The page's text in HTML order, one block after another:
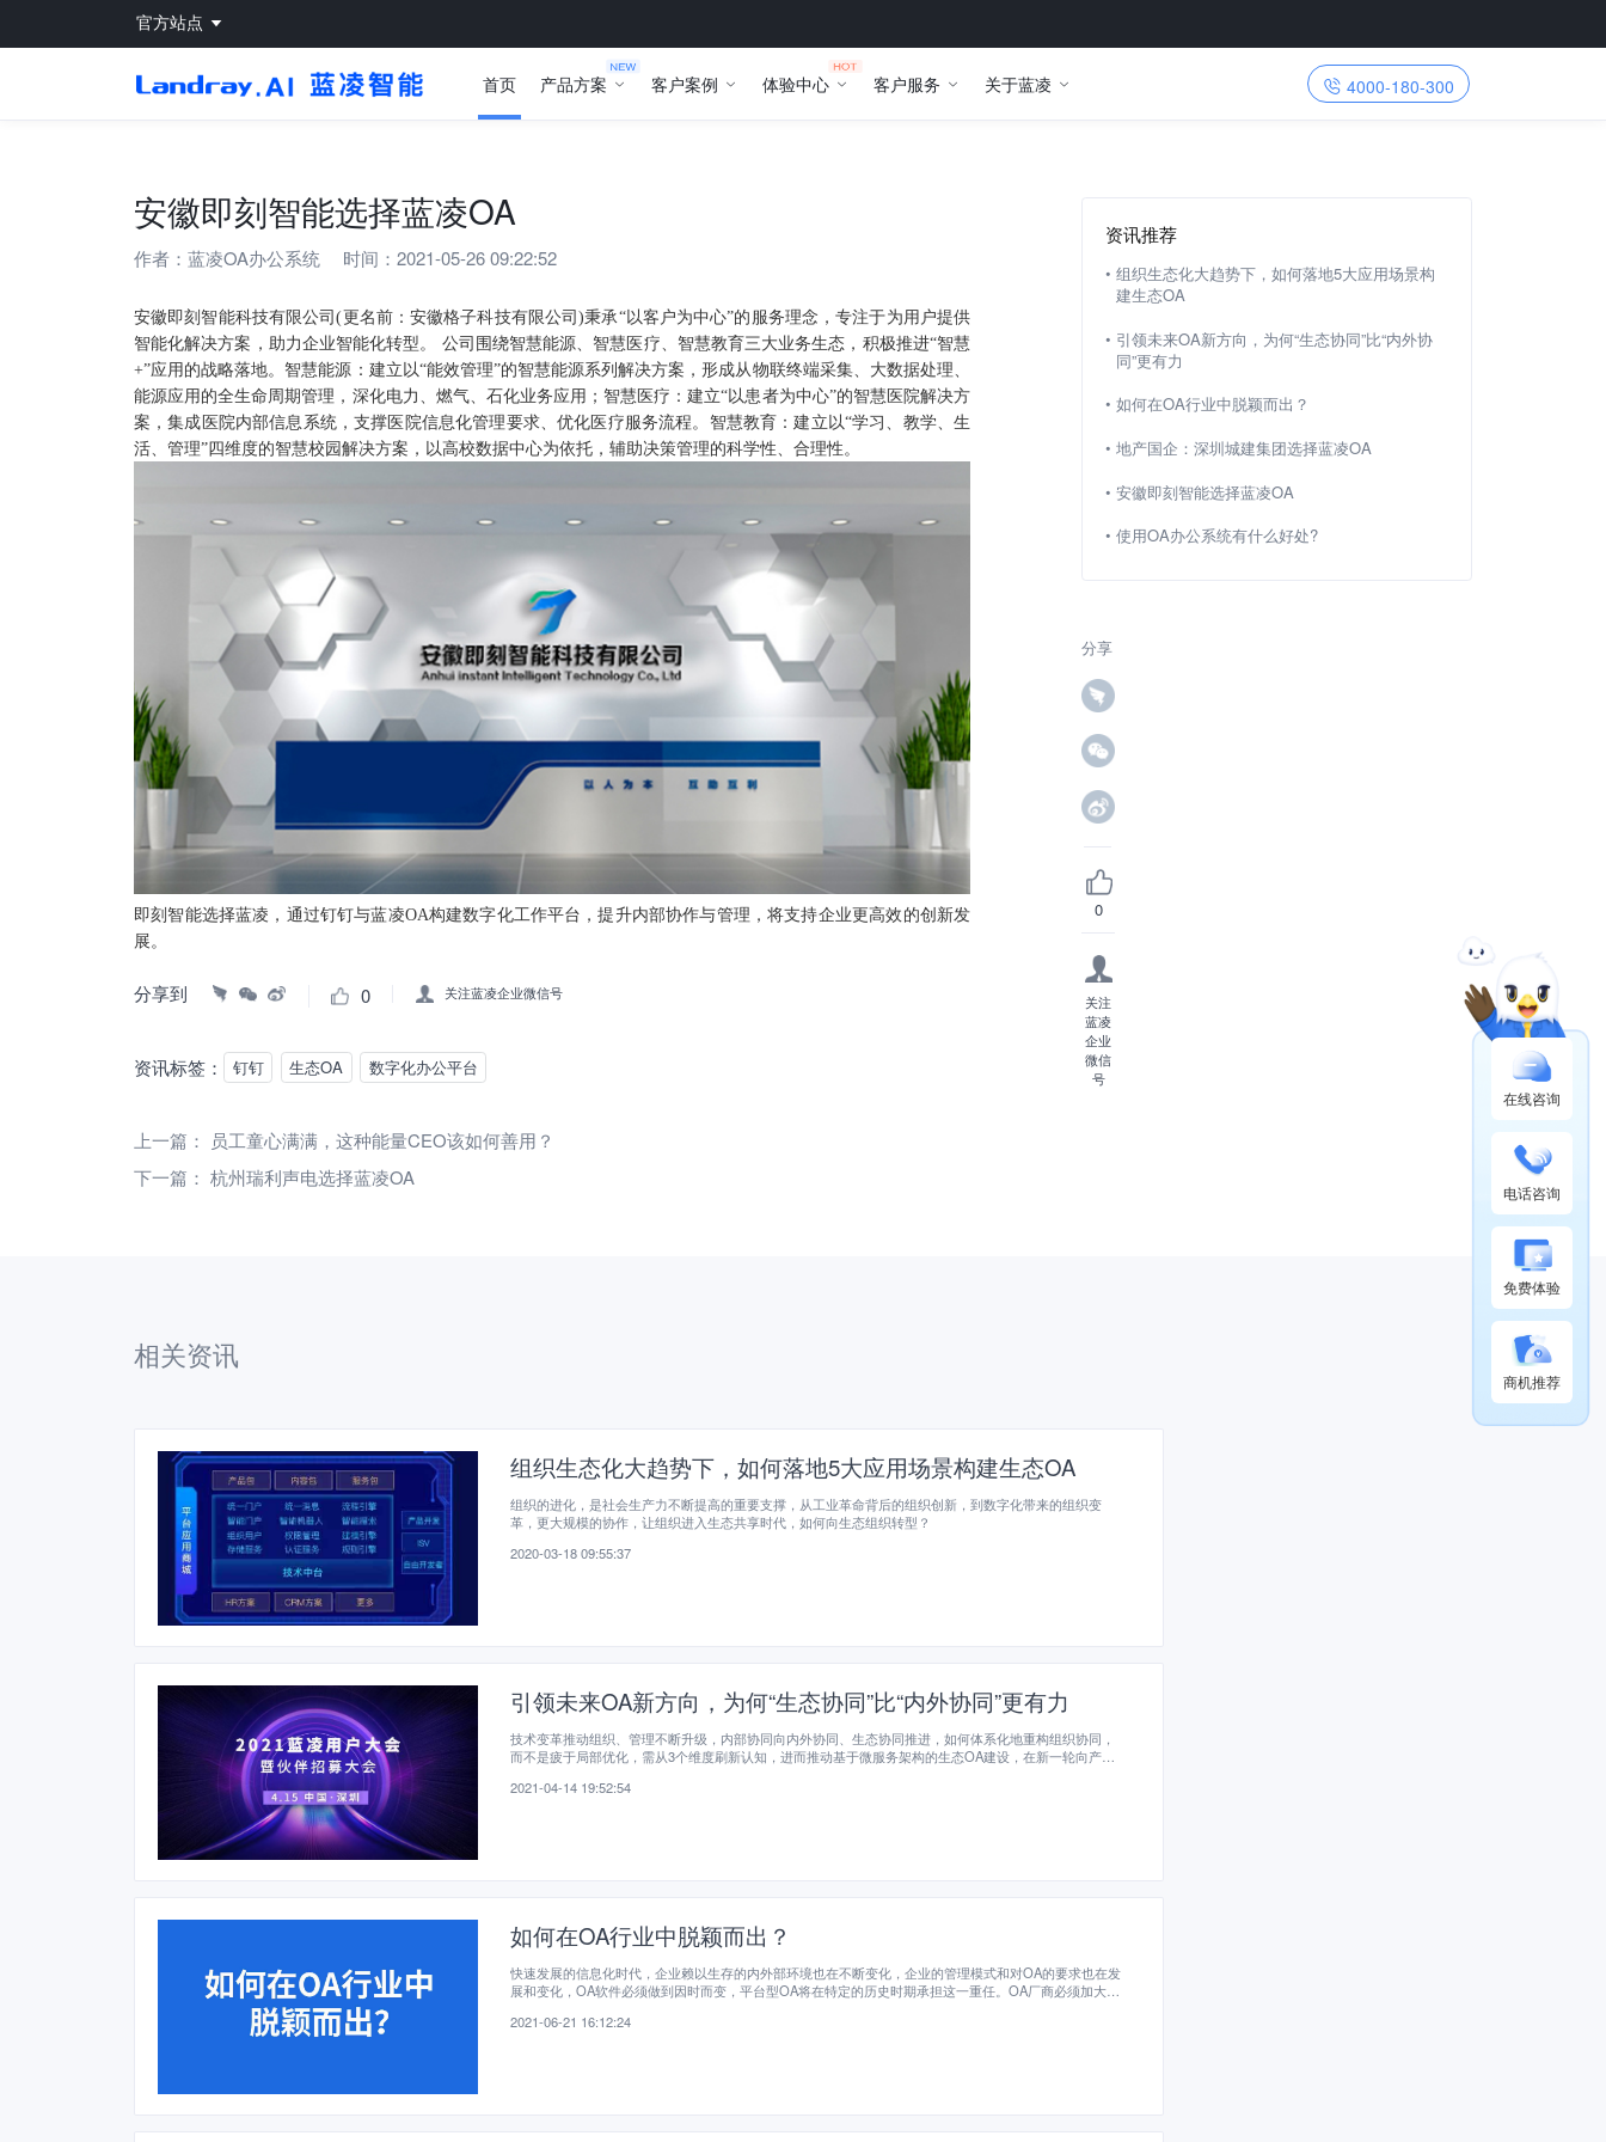
官方站点
首页 产品方案 客户案例 体验中心 客户服务 关于蓝凌 4000-180-300
安徽即刻智能选择蓝凌OA
作者： 蓝凌OA办公系统 时间：2021-05-26 09:22:52
资讯推荐
• 组织生态化大趋势下，如何落地5大应用场景构
建生态OA
• 引领未来OA新方向，为何“生态协同”比“内外协
同”更有力
• 如何在OA行业中脱颖而出？
• 地产国企：深圳城建集团选择蓝凌OA
• 安徽即刻智能选择蓝凌OA
• 使用OA办公系统有什么好处?
分享
0
关注
蓝凌
企业
微信
号
安徽即刻智能科技有限公司(更名前：安徽格子科技有限公司)秉承“以客户为中心”的服务理念，专注于为用户提供
智能化解决方案，助力企业智能化转型。 公司围绕智慧能源、智慧医疗、智慧教育三大业务生态，积极推进“智慧
+”应用的战略落地。智慧能源：建立以“能效管理”的智慧能源系列解决方案，形成从物联终端采集、大数据处理、
能源应用的全生命周期管理，深化电力、燃气、石化业务应用；智慧医疗：建立“以患者为中心”的智慧医院解决方
案，集成医院内部信息系统，支撑医院信息化管理要求、优化医疗服务流程。智慧教育：建立以“学习、教学、生
活、管理”四维度的智慧校园解决方案，以高校数据中心为依托，辅助决策管理的科学性、合理性。
即刻智能选择蓝凌，通过钉钉与蓝凌OA构建数字化工作平台，提升内部协作与管理，将支持企业更高效的创新发
展。
分享到 0 关注蓝凌企业微信号
资讯标签： 钉钉 生态OA 数字化办公平台
上一篇：
员工童心满满，这种能量CEO该如何善用？
下一篇： 杭州瑞利声电选择蓝凌OA
相关资讯
组织生态化大趋势下，如何落地5大应用场景构建生态OA
组织的进化，是社会生产力不断提高的重要支撑，从工业革命背后的组织创新，到数字化带来的组织变
革，更大规模的协作，让组织进入生态共享时代，如何向生态组织转型？
2020-03-18 09:55:37
引领未来OA新方向，为何“生态协同”比“内外协同”更有力
技术变革推动组织、管理不断升级，内部协同向内外协同、生态协同推进，如何体系化地重构组织协同，
而不是疲于局部优化，需从3个维度刷新认知，进而推动基于微服务架构的生态OA建设，在新一轮向产业
2021-04-14 19:52:54
如何在OA行业中脱颖而出？
快速发展的信息化时代，企业赖以生存的内外部环境也在不断变化，企业的管理模式和对OA的要求也在发
展和变化，OA软件必须做到因时而变，平台型OA将在特定的历史时期承担这一重任。OA厂商必须加大力
2021-06-21 16:12:24
在线咨询
电话咨询
免费体验
商机推荐